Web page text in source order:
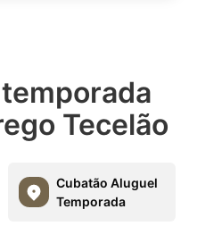
Tecelão
Cubatão Aluguel
Temporada